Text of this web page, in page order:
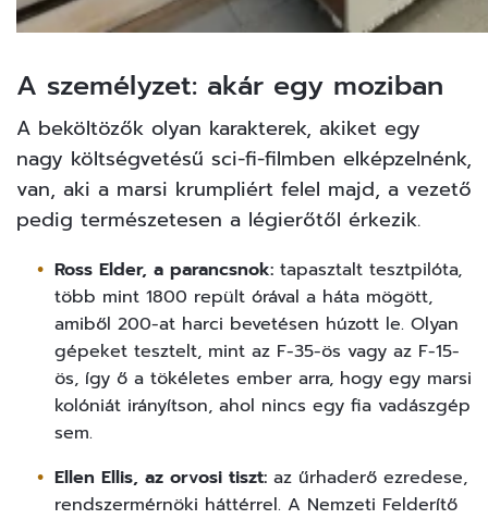
A személyzet: akár egy moziban
A beköltözők olyan karakterek, akiket egy
nagy költségvetésű sci-fi-filmben elképzelnénk,
van, aki a marsi krumpliért felel majd, a vezető
pedig természetesen a légierőtől érkezik.
Ross Elder, a parancsnok: tapasztalt tesztpilóta,
több mint 1800 repült órával a háta mögött,
amiből 200-at harci bevetésen húzott le. Olyan
gépeket tesztelt, mint az F-35-ös vagy az F-15-
ös, így ő a tökéletes ember arra, hogy egy marsi
kolóniát irányítson, ahol nincs egy fia vadászgép
sem.
Ellen Ellis, az orvosi tiszt: az űrhaderő ezredese,
rendszermérnöki háttérrel. A Nemzeti Felderítő